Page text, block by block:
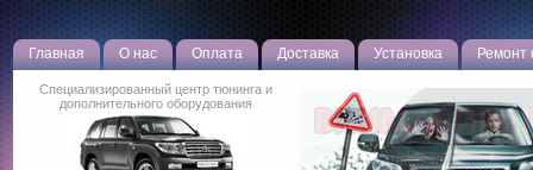
Главная О нас Оплата Доставка Установка Ремонт
Специализированный центр тюнинга и
дополнительного оборудования